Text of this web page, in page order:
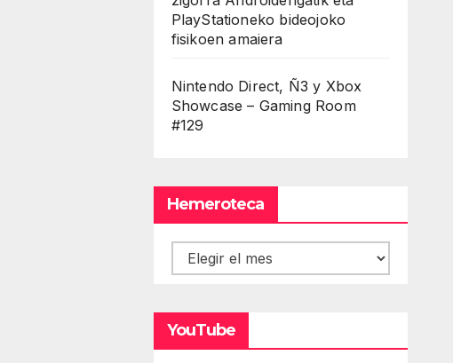
PlayStationeko bideojoko
fisikoen amaiera
Nintendo Direct, Ñ3 y Xbox
Showcase – Gaming Room
#129
Hemeroteca
Hemeroteca
YouTube